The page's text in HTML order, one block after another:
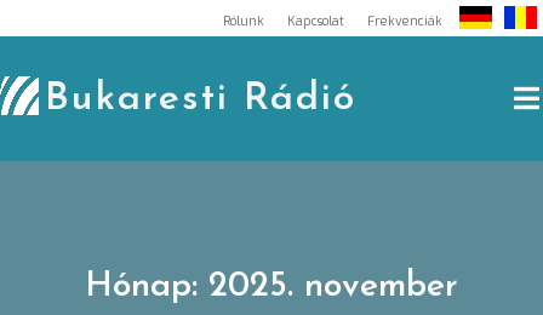
to
content
Rólunk Kapcsolat Frekvenciák
Bukaresti Rádió
Hónap: 2025. november